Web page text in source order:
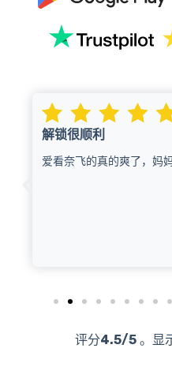
解锁很顺利
爱看奈飞的真的爽了，妈
评分4.5/5 。显